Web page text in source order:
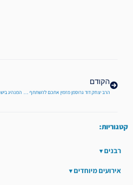
הקודם
הרב יצחק דוד גרוסמן מזמין אתכם להשתתף בפרוייקט אהבת ישראל מבית ישיבת הכותל
קטגוריות:
רבנים
אירועים מיוחדים